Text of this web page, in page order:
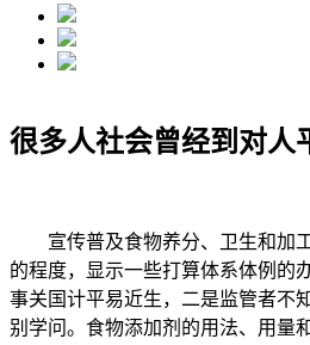
很多人社会曾经到对人
宣传普及食物养分、卫生和加工
的程度，显示一些打算体系体例的
事关国计平易近生，二是监管者不
别学问。食物添加剂的用法、用量